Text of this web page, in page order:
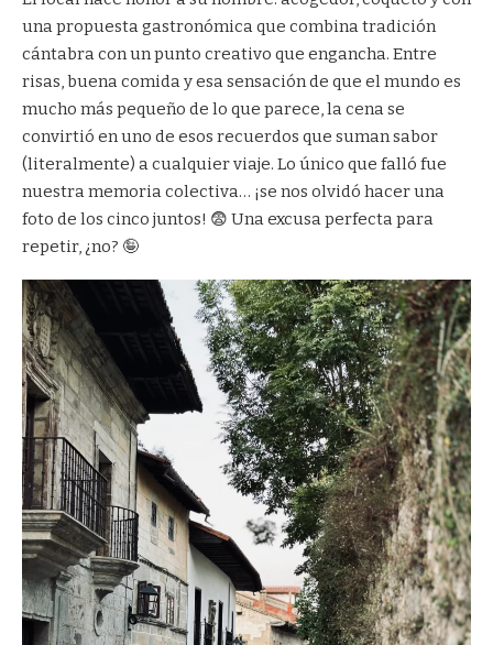
una propuesta gastronómica que combina tradición
cántabra con un punto creativo que engancha. Entre
risas, buena comida y esa sensación de que el mundo es
mucho más pequeño de lo que parece, la cena se
convirtió en uno de esos recuerdos que suman sabor
(literalmente) a cualquier viaje. Lo único que falló fue
nuestra memoria colectiva… ¡se nos olvidó hacer una
foto de los cinco juntos! 😨 Una excusa perfecta para
repetir, ¿no? 🤪